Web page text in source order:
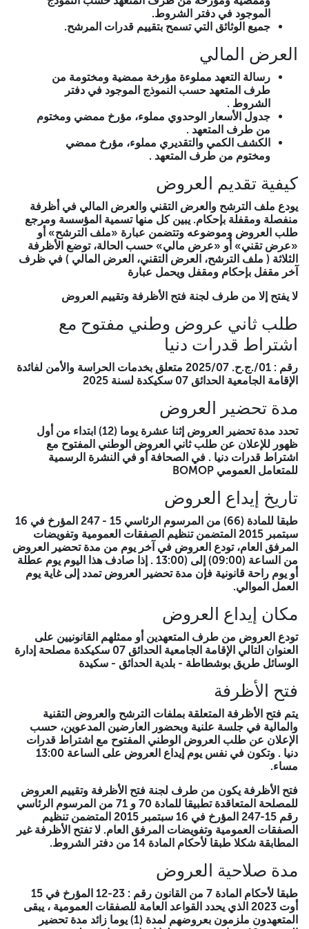
مقدمة وموضوع دفتر الشروط
تصريح بالترشح مملوء بشكل تام ممضي ومختوم ومؤرخ
من طرف المتعهد حسب النموذج الموجود في دفتر
الشروط.
التصريح بالنزاهة مملوء بشكل تام ممضي ومختوم ومؤرخ
من طرف المتعهد حسب النموذج الموجود في دفتر
الشروط.
نسخة من القانون الأساسي للشخص المعنوي.
الوثائق المتعلقة بالتفويضات بالإمضاء.
نسخة من اتفاقية التجمع المحددة للشركاء ووكيلهم صالحة
جميع الوثائق التي تسمح بتقييم قدرات المرشح.
العرض التقني
دفتر الشروط المسحوب ممضي ومختوم ومؤرخ من طرف
المتعهد ويحمل عبارة قرى وقبل مكتوبة بخط اليد في
صفحته الأخيرة.
التصريح بالاكتتاب مملوء بشكل تام ممضي ومختوم ومؤرخ
الشروط
ومؤرخة من طرف المتعهد حسب النموذج الموجود في
دفتر الشروط.
جميع الوثائق التي تسمح بتقييم قدرات المرشح.
العرض المالي
رسالة التعهد مملوءة مؤرخة ممضية ومختومة من طرف
المتعهد حسب النموذج الموجود في دفتر الشروط .
جدول الأسعار الوحدوي مملوء، مؤرخ ممضي ومختوم من
طرف المتعهد .
الكشف الكمي والتقديري مملوء، مؤرخ ممضي ومختوم من
طرف المتعهد .
كيفية تقديم العروض
يودع ملف الترشح والعرض التقني والعرض المالي في أظرفة منفصلة
ومقفلة بإحكام. يبين كل منها تسمية المؤسسة ومرجع طلب العروض
وموضوعه وتتضمن عبارة «ملف الترشح» أو «عرض تقني» أو «عرض
مالي» حسب الحالة، توضع الأظرفة الثلاثة ( ملف الترشح، العرض
التقني، العرض المالي ) في ظرف آخر مقفل بإحكام ومقفل ويحمل
عبارة
لا يفتح إلا من طرف لجنة فتح الأظرفة وتقييم العروض
طلب ثاني عروض وطني مفتوح مع اشتراط
قدرات دنيا
الإقامة الجامعية الحدائق 07 سكيكدة لسنة 2025
مدة تحضير العروض
تحدد مدة تحضير العروض إثنا عشرة يوما (12) ابتداء من أول ظهور
للإعلان عن طلب ثاني العروض الوطني المفتوح مع اشتراط قدرات
دنيا . في الصحافة أو في النشرة الرسمية للمتعامل العمومي BOMOP
تاريخ إيداع العروض
سبتمبر 2015 المتضمن تنظيم الصفقات العمومية وتفويضات المرفق
العام، تودع العروض في آخر يوم من مدة تحضير العروض من الساعة
قانونية فإن مدة تحضير العروض تمدد إلى غاية يوم العمل الموالي.
مكان إيداع العروض
تودع العروض من طرف المتعهدين أو ممثلهم القانونيين على العنوان
الموجود في دفتر الشروط.
جميع الوثائق التي تسمح بتقييم قدرات المرشح.
العرض المالي
رسالة التعهد مملوءة مؤرخة ممضية ومختومة من
طرف المتعهد حسب النموذج الموجود في دفتر
الشروط .
جدول الأسعار الوحدوي مملوء، مؤرخ ممضي ومختوم
من طرف المتعهد .
الكشف الكمي والتقديري مملوء، مؤرخ ممضي
ومختوم من طرف المتعهد .
كيفية تقديم العروض
يودع ملف الترشح والعرض التقني والعرض المالي في أظرفة
منفصلة ومقفلة بإحكام. يبين كل منها تسمية المؤسسة ومرجع
طلب العروض وموضوعه وتتضمن عبارة «ملف الترشح» أو
«عرض تقني» أو «عرض مالي» حسب الحالة، توضع الأظرفة
الثلاثة ( ملف الترشح، العرض التقني، العرض المالي ) في ظرف
آخر مقفل بإحكام ومقفل ويحمل عبارة
لا يفتح إلا من طرف لجنة فتح الأظرفة وتقييم العروض
طلب ثاني عروض وطني مفتوح مع
اشتراط قدرات دنيا
رقم : 01/.ج.ح. 2025/07 متعلق بخدمات الحراسة والأمن لفائدة
الإقامة الجامعية الحدائق 07 سكيكدة لسنة 2025
مدة تحضير العروض
تحدد مدة تحضير العروض إثنا عشرة يوما (12) ابتداء من أول
ظهور للإعلان عن طلب ثاني العروض الوطني المفتوح مع
اشتراط قدرات دنيا . في الصحافة أو في النشرة الرسمية
للمتعامل العمومي BOMOP
تاريخ إيداع العروض
طبقا للمادة (66) من المرسوم الرئاسي 15 - 247 المؤرخ في 16
سبتمبر 2015 المتضمن تنظيم الصفقات العمومية وتفويضات
المرفق العام، تودع العروض في آخر يوم من مدة تحضير العروض
من الساعة (09:00) إلى (13:00 . إذا صادف هذا اليوم يوم عطلة
أو يوم راحة قانونية فإن مدة تحضير العروض تمدد إلى غاية يوم
العمل الموالي.
مكان إيداع العروض
تودع العروض من طرف المتعهدين أو ممثلهم القانونيين على
العنوان التالي الإقامة الجامعية الحدائق 07 سكيكدة مصلحة إدارة
الوسائل طريق بوشطاطة - بلدية الحدائق - سكيدة
فتح الأظرفة
يتم فتح الأظرفة المتعلقة بملفات الترشح والعروض التقنية
والمالية في جلسة علنية وبحضور العارضين المدعوين، حسب
الإعلان عن طلب العروض الوطني المفتوح مع اشتراط قدرات
دنيا . وتكون في نفس يوم إيداع العروض على الساعة 13:00
مساء.
فتح الأظرفة يكون من طرف لجنة فتح الأظرفة وتقييم العروض
للمصلحة المتعاقدة تطبيقا للمادة 70 و 71 من المرسوم الرئاسي
رقم 15-247 المؤرخ في 16 سبتمبر 2015 المتضمن تنظيم
الصفقات العمومية وتفويضات المرفق العام. لا تفتح الأظرفة غير
المطابقة شكلا طبقا لأحكام المادة 14 من دفتر الشروط.
مدة صلاحية العروض
طبقا لأحكام المادة 7 من القانون رقم : 23-12 المؤرخ في 15
أوت 2023 الذي يحدد القواعد العامة للصفقات العمومية ، يبقى
المتعهدون ملزمون بعروضهم لمدة (1) يوما زائد مدة تحضير